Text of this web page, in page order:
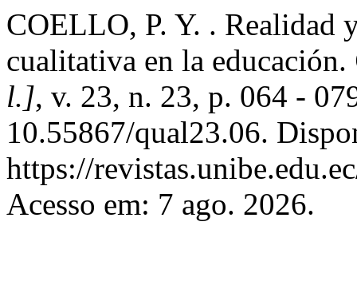
COELLO, P. Y. . Realidad
cualitativa en la educación.
l.], v. 23, n. 23, p. 064 -
10.55867/qual23.06.
https://
Acesso em: 7 ago. 2026.